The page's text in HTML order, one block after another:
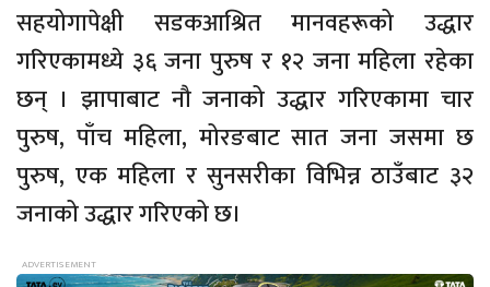
सहयोगापेक्षी सडकआश्रित मानवहरूको उद्धार
गरिएकामध्ये ३६ जना पुरुष र १२ जना महिला रहेका
छन् । झापाबाट नौ जनाको उद्धार गरिएकामा चार
पुरुष, पाँच महिला, मोरङबाट सात जना जसमा छ
पुरुष, एक महिला र सुनसरीका विभिन्न ठाउँबाट ३२
जनाको उद्धार गरिएको छ।